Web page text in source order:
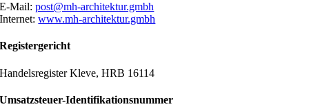
E-Mail:post@mh-architektur.gmbh
Internet:www.mh-architektur.gmbh
Registergericht
Handelsregister Kleve, HRB 16114
Umsatzsteuer-Identifikationsnummer